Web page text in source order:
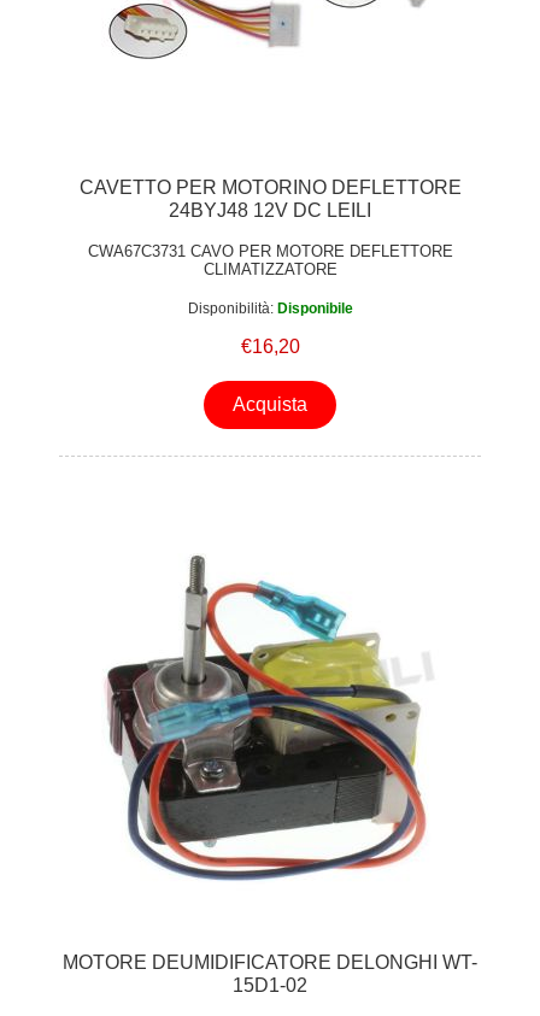
CAVETTO PER MOTORINO DEFLETTORE
24BYJ48 12V DC LEILI
CWA67C3731 CAVO PER MOTORE DEFLETTORE
CLIMATIZZATORE
Disponibilità: Disponibile
€16,20
Acquista
MOTORE DEUMIDIFICATORE DELONGHI WT-
15D1-02